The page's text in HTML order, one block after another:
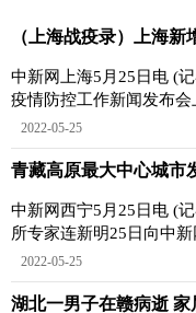
中新网上海5月25日电 (
疫情防控工作新闻发布
示，24日，上海
2022-05-25
青藏高原最大中心城市
中新网西宁5月25日电 (
所专家连新明25日向中
青藏高原最大中
2022-05-25
湖北一男子在赣病逝 家